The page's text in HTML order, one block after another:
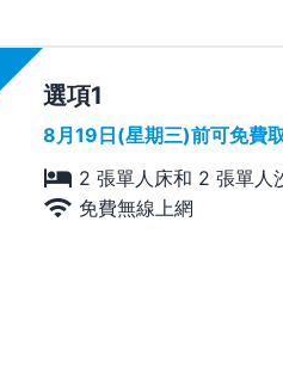
選項
8月19日(星期三)前可免費
2 張單人床和 2 張單人
免費無線上網